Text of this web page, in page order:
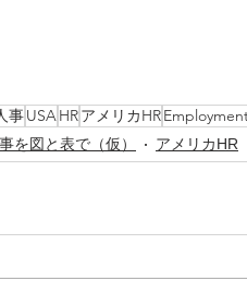
事USA HRアメリカHR
を図と表で（仮） アメリカHR